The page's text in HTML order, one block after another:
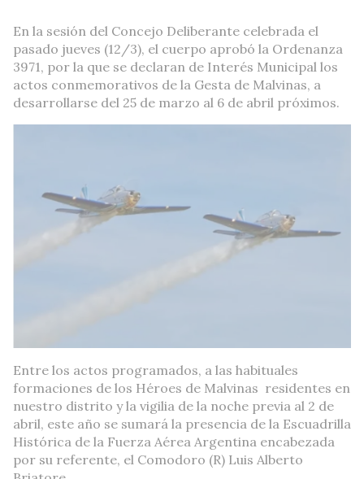
En la sesión del Concejo Deliberante celebrada el
pasado jueves (12/3), el cuerpo aprobó la Ordenanza
3971, por la que se declaran de Interés Municipal los
actos conmemorativos de la Gesta de Malvinas, a
desarrollarse del 25 de marzo al 6 de abril próximos.
Entre los actos programados, a las habituales
formaciones de los Héroes de Malvinas residentes en
nuestro distrito y la vigilia de la noche previa al 2 de
abril, este año se sumará la presencia de la Escuadrilla
Histórica de la Fuerza Aérea Argentina encabezada
por su referente, el Comodoro (R) Luis Alberto